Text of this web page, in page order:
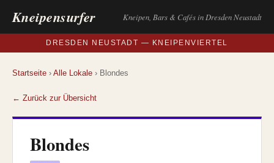
Kneipensurfer Kneipen, Bars & Cafés in Dresden Neustadt
DRESDEN NEUSTADT — KNEIPENVIERTEL
Startseite › Alle Lokale › Blondes
← Zurück zur Übersicht
Blondes